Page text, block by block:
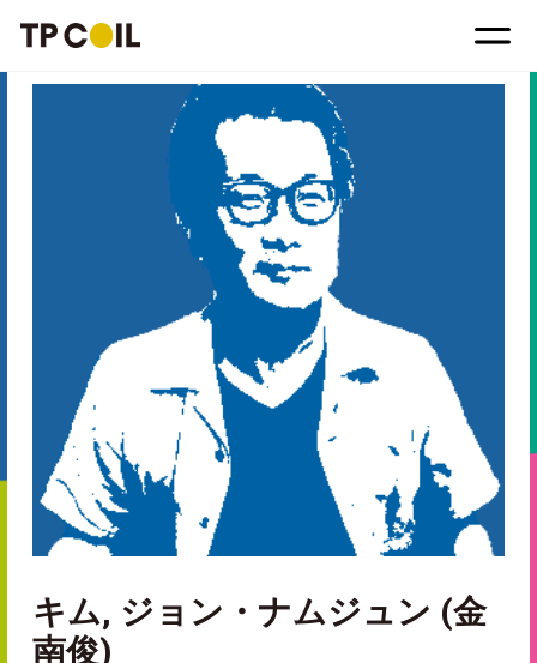
キム, ジョン・ナムジュン (金
南俊)